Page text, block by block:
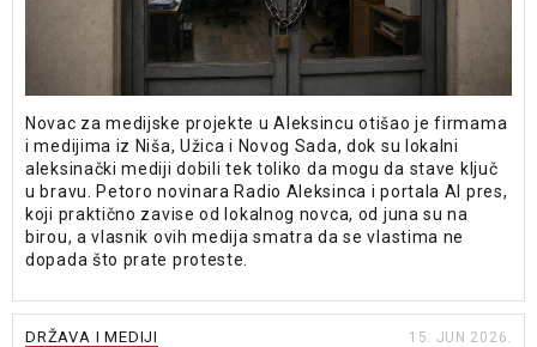
Novac za medijske projekte u Aleksincu otišao je firmama
i medijima iz Niša, Užica i Novog Sada, dok su lokalni
aleksinački mediji dobili tek toliko da mogu da stave ključ
u bravu. Petoro novinara Radio Aleksinca i portala Al pres,
koji praktično zavise od lokalnog novca, od juna su na
birou, a vlasnik ovih medija smatra da se vlastima ne
dopada što prate proteste.
DRŽAVA I MEDIJI 15. JUN 2026.